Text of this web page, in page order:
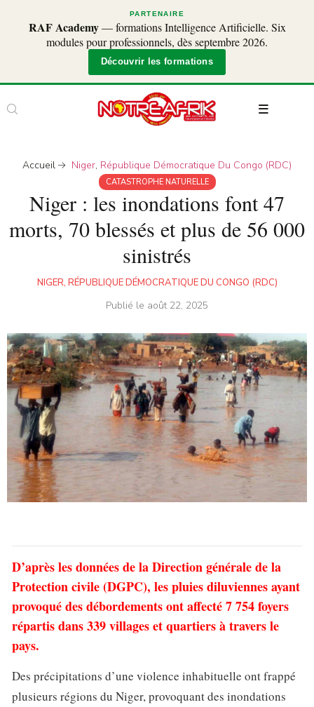
PARTENAIRE
RAF Academy— formations Intelligence Artificielle. Six
modules pour professionnels, dès septembre 2026.
Découvrir les formations
Accueil Niger, République Démocratique Du Congo (RDC)
CATASTROPHE NATURELLE
Niger : les inondations font 47
morts, 70 blessés et plus de 56 000
sinistrés
NIGER, RÉPUBLIQUE DÉMOCRATIQUE DU CONGO (RDC)
Publié le août 22, 2025
D’après les données de la Direction générale de la
Protection civile (DGPC), les pluies diluviennes ayant
provoqué des débordements ont affecté 7 754 foyers
répartis dans 339 villages et quartiers à travers le
pays.
Des précipitations d’une violence inhabituelle ont frappé
plusieurs régions du Niger, provoquant des inondations